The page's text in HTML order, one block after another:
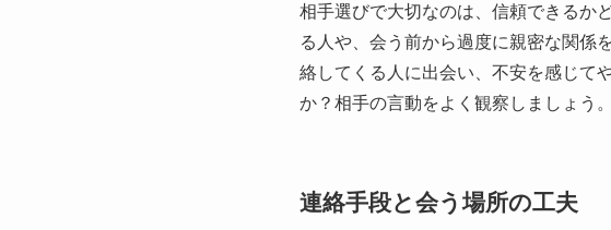
相手選びで大切なのは、信頼できるか
る人や、会う前から過度に親密な関係
絡してくる人に出会い、不安を感じて
か？相手の言動をよく観察しましょう。
連絡手段と会う場所の工夫